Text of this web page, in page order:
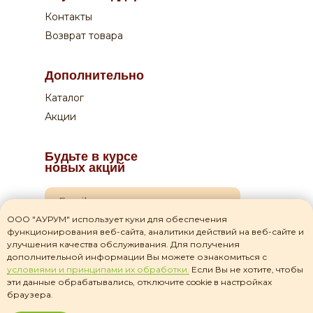
ООО "АУРУМ" использует куки для обеспечения
функционирования веб-сайта, аналитики действий на веб-сайте и
улучшения качества обслуживания. Для получения
дополнительной информации Вы можете ознакомиться с
условиями и принципами их обработки. Если Вы не хотите, чтобы
эти данные обрабатывались, отключите cookie в настройках
браузера.
Контакты
Возврат товара
Будьте в курсе
новых акций
Дополнительно
Каталог
Акции
Я даю согласие наобработку своих персональных данных
конфиденциальности и принимаю его